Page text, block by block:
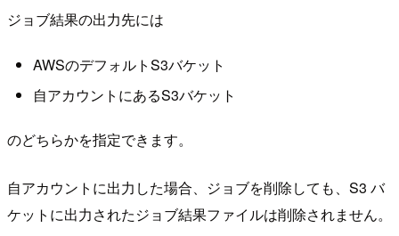
ジョブ結果の出力先には
AWSのデフォルトS3バケット
自アカウントにあるS3バケット
のどちらかを指定できます。
自アカウントに出力した場合、ジョブを削除しても、S3 バ
ケットに出力されたジョブ結果ファイルは削除されません。